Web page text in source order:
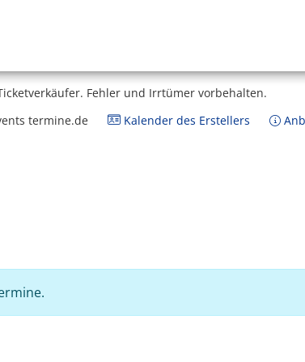
Fehler und Irrtümer vorbehalten.
termine.de
Kalender des Erstellers